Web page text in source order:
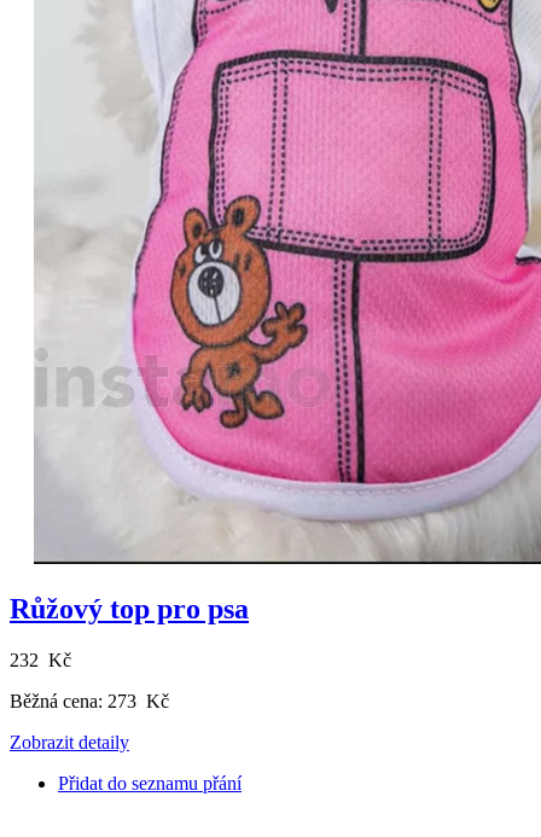
Růžový top pro psa
232 Kč
Běžná cena: 273 Kč
Zobrazit detaily
Přidat do seznamu přání